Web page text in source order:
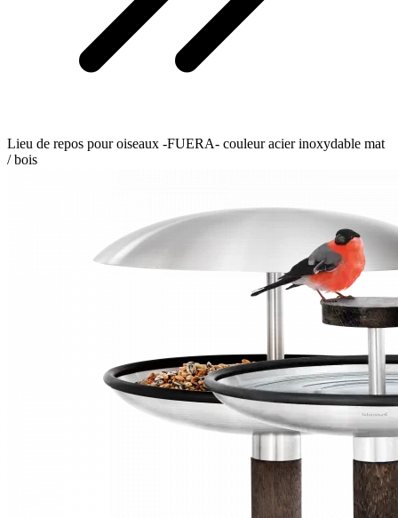
Lieu de repos pour oiseaux -FUERA- couleur acier inoxydable mat
/ bois